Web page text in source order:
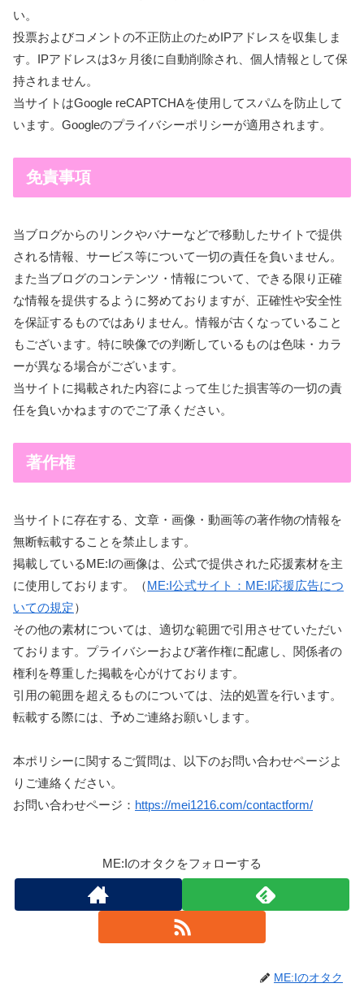
い。
投票およびコメントの不正防止のためIPアドレスを収集しま
す。IPアドレスは3ヶ月後に自動削除され、個人情報として保
持されません。
当サイトはGoogle reCAPTCHAを使用してスパムを防止して
います。Googleのプライバシーポリシーが適用されます。
免責事項
当ブログからのリンクやバナーなどで移動したサイトで提供
される情報、サービス等について一切の責任を負いません。
また当ブログのコンテンツ・情報について、できる限り正確
な情報を提供するように努めておりますが、正確性や安全性
を保証するものではありません。情報が古くなっていること
もございます。特に映像での判断しているものは色味・カラ
ーが異なる場合がございます。
当サイトに掲載された内容によって生じた損害等の一切の責
任を負いかねますのでご了承ください。
著作権
当サイトに存在する、文章・画像・動画等の著作物の情報を
無断転載することを禁止します。
掲載しているME:Iの画像は、公式で提供された応援素材を主
に使用しております。（ME:I公式サイト：ME:I応援広告につ
いての規定）
その他の素材については、適切な範囲で引用させていただい
ております。プライバシーおよび著作権に配慮し、関係者の
権利を尊重した掲載を心がけております。
引用の範囲を超えるものについては、法的処置を行います。
転載する際には、予めご連絡お願いします。
本ポリシーに関するご質問は、以下のお問い合わせページよ
りご連絡ください。
お問い合わせページ： https://mei1216.com/contactform/
ME:Iのオタクをフォローする
ME:Iのオタク